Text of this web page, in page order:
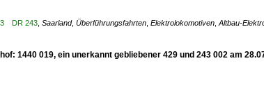
DR 243 Saarland, Überführungsfahrten Elektrolokomotiven Altbau-
1440 019, ein unerkannt gebliebener 429 und 243 002 am